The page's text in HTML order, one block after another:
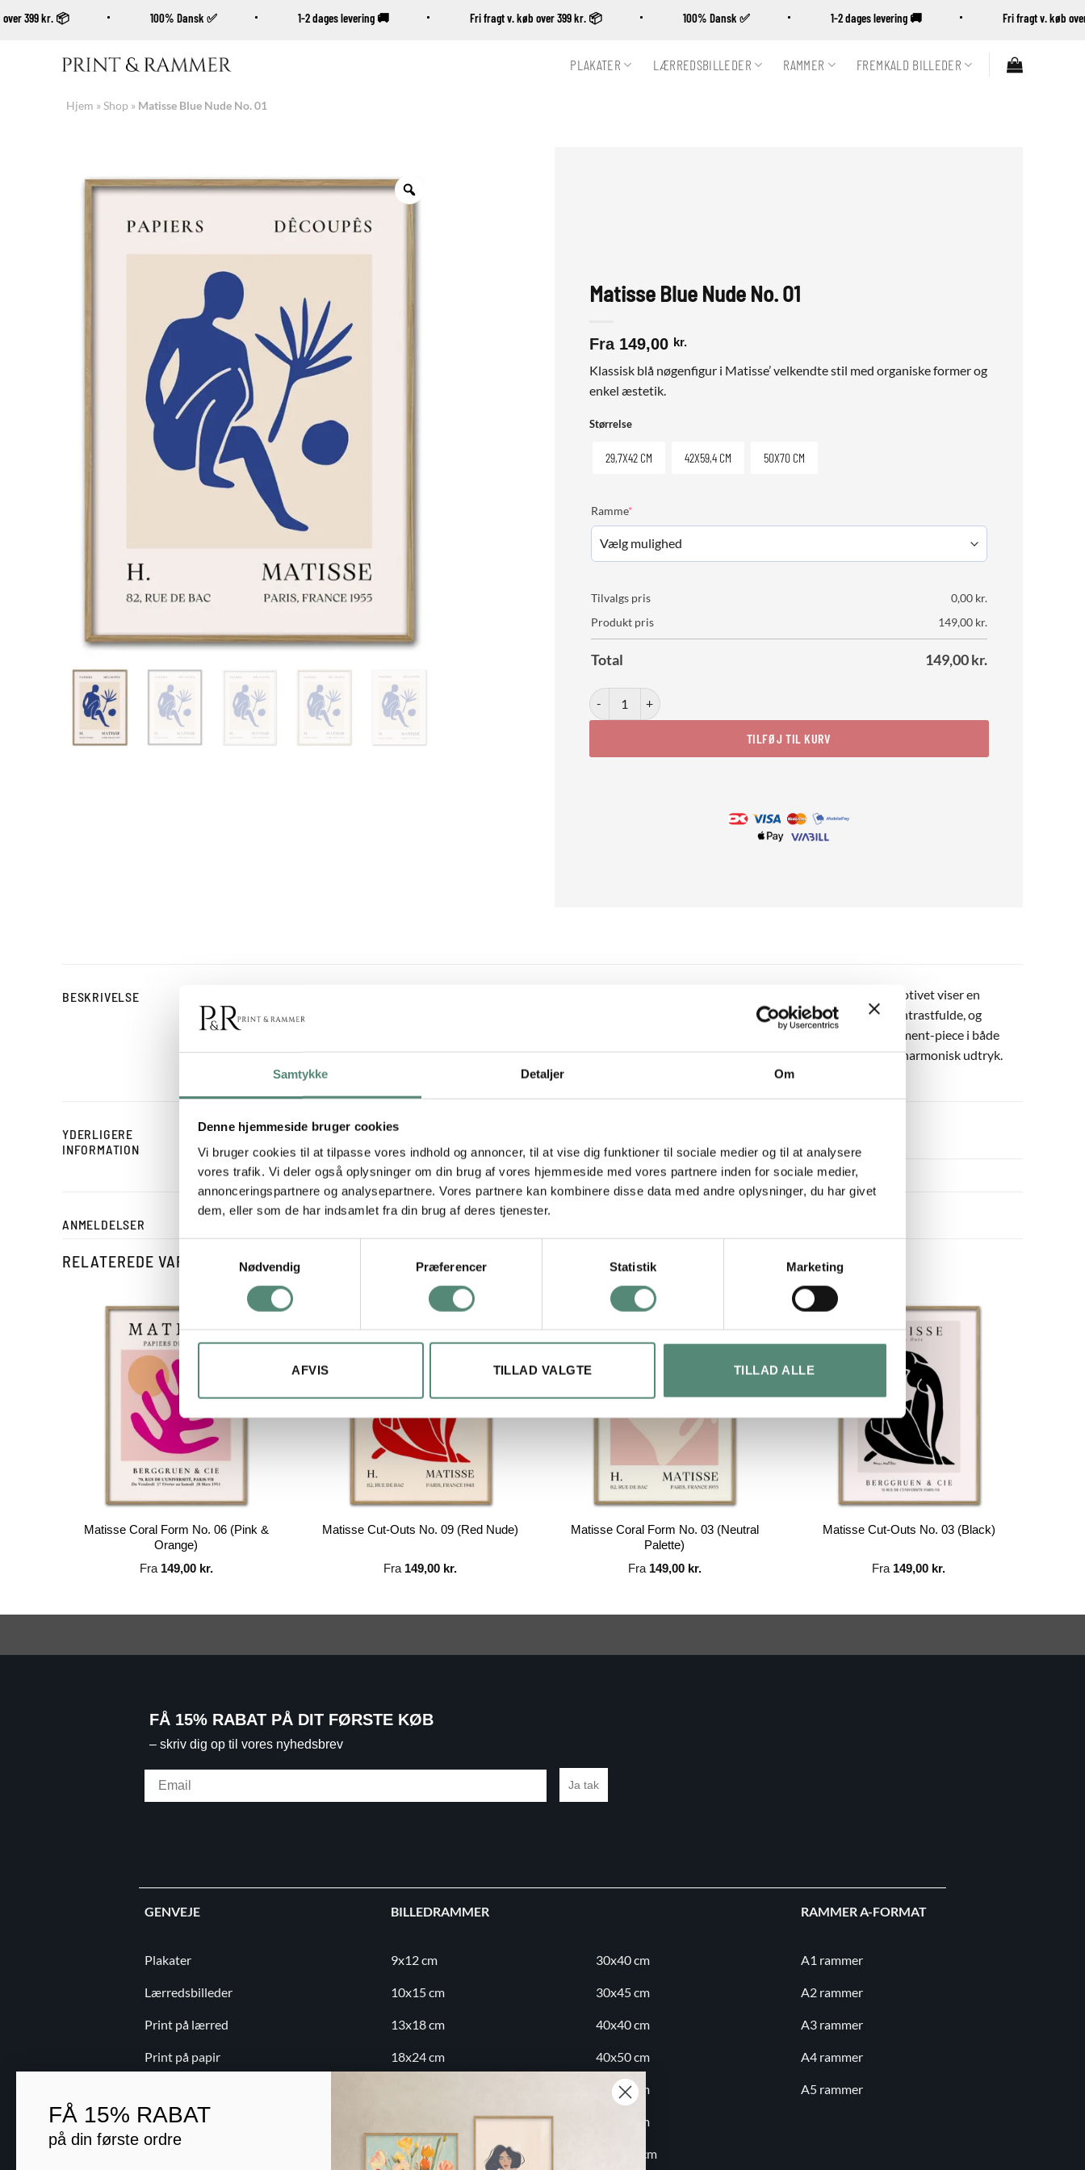
Samtykke Detaljer Om
Denne hjemmeside bruger cookies
Vi bruger cookies til at tilpasse vores indhold og annoncer, til at vise dig funktioner til sociale medier og til at analysere
vores trafik. Vi deler også oplysninger om din brug af vores hjemmeside med vores partnere inden for sociale medier,
annonceringspartnere og analysepartnere. Vores partnere kan kombinere disse data med andre oplysninger, du har givet
dem, eller som de har indsamlet fra din brug af deres tjenester.
Nødvendig
Præferencer Statistik Marketing
AFVIS TILLAD VALGTE TILLAD ALLE
over 399 kr. 📦 100% Dansk ✅ 1-2 dages levering 🚚 Fri fragt v. køb over 399 kr. 📦 100% Dansk ✅ 1-2 dages levering 🚚 Fri fragt v. køb
PLAKATER LÆRREDSBILLEDER RAMMER FREMKALD BILLEDER
Hjem »Shop » Matisse Blue Nude No. 01
Matisse Blue Nude No. 01
Fra 149,00 kr.
Klassisk blå nøgenfigur i Matisse’ velkendte stil med organiske former og
enkel æstetik.
Størrelse
29,7X42 CM 42X59,4 CM 50X70 CM
Ramme*(required)
Tilvalgs pris 0,00 kr.
Produkt pris
149,00 kr.
Total 149,00kr.
Matisse Blue Nude No. 01 antal
TILFØJ TIL KURV
BESKRIVELSE
Matisse Blue Nude No. 01 er en ikonisk fortolkning af den kvindelige krop – skabt i Matisse’ karakteristiske papirklip-stil. Motivet viser en
siddende nøgen kvindefigur i dyb blå mod en varm beige baggrund med en enkel cirkel i baggrunden. Farverne er rene og kontrastfulde, og
kompositionen emmer af ro og styrke på samme tid. Plakaten har en kunstnerisk lethed over sig og fungerer godt som statement-piece i både
soveværelse og stue. Den er en del af serien Blue Nude og kan med fordel kombineres med Matisse Blue Nude No. 02 for et harmonisk udtryk.
YDERLIGERE
INFORMATION
ANMELDELSER
RELATEREDE VARER
Matisse Coral Form No. 06 (Pink &
Orange)
Fra 149,00 kr.
Matisse Cut-Outs No. 09 (Red Nude)
Fra 149,00 kr.
Matisse Coral Form No. 03 (Neutral
Palette)
Fra 149,00 kr.
Matisse Cut-Outs No. 03 (Black)
Fra 149,00 kr.
FÅ 15% RABAT PÅ DIT FØRSTE KØB
– skriv dig op til vores nyhedsbrev
Ja tak
GENVEJE
Plakater
Lærredsbilleder
Print på lærred
Print på papir
Blog
BILLEDRAMMER
9x12 cm
10x15 cm
13x18 cm
18x24 cm
30x30 cm
30x40 cm
30x45 cm
40x40 cm
40x50 cm
50x70 cm
60x80 cm
70x100 cm
RAMMER A-FORMAT
A1 rammer
A2 rammer
A3 rammer
A4 rammer
A5 rammer
FÅ 15% RABAT
på din første ordre